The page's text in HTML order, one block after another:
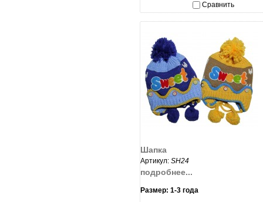
Сравнить
Шапка
Артикул: SH24
подробнее...
Размер: 1-3 года